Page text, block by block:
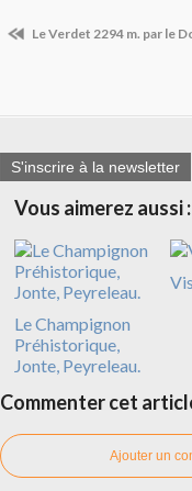
Le Verdet 2294 m. par le
S'inscrire à la newsletter
Vous aimerez aussi :
Le Champignon
Préhistorique,
Jonte, Peyreleau.
Commenter cet
Ajouter un